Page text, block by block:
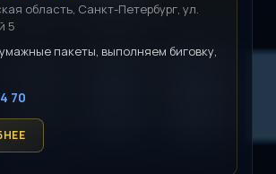
область, Санкт-Петербург, ул.
5
пакеты, выполняем биговку,
70